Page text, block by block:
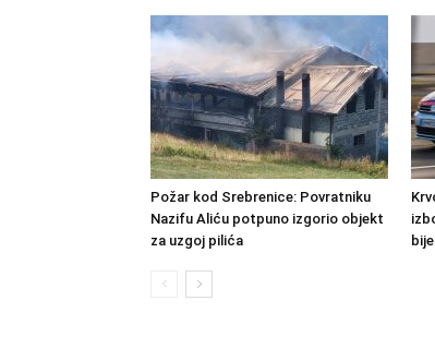
Požar kod Srebrenice: Povratniku
Nazifu Aliću potpuno izgorio objekt
za uzgoj pilića